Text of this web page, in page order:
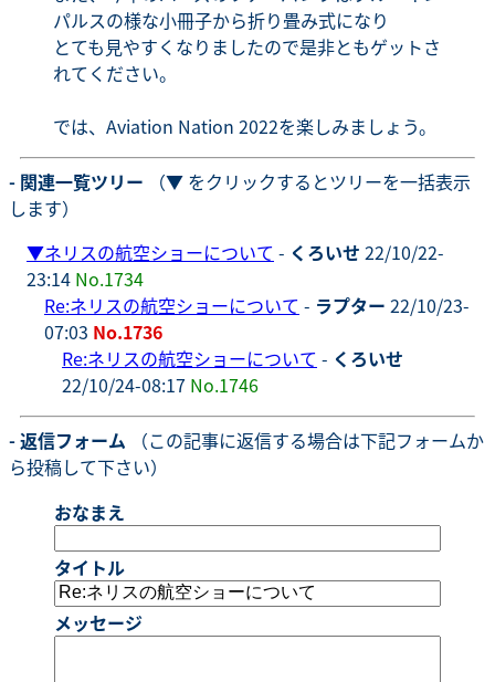
パルスの様な小冊子から折り畳み式になり
とても見やすくなりましたので是非ともゲットさ
れてください。
では、Aviation Nation 2022を楽しみましょう。
- 関連一覧ツリー （▼ をクリックするとツリーを一括表示
します）
▼ネリスの航空ショーについて - くろいせ 22/10/22-
23:14 No.1734
Re:ネリスの航空ショーについて - ラプター 22/10/23-
07:03 No.1736
Re:ネリスの航空ショーについて - くろいせ
22/10/24-08:17 No.1746
- 返信フォーム （この記事に返信する場合は下記フォームか
ら投稿して下さい）
おなまえ
タイトル
メッセージ